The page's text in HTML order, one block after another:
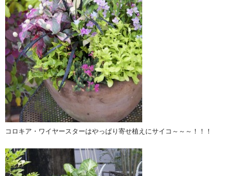
コロキア・ワイヤースターはやっぱり寄せ植えにサイコ～～～！！！